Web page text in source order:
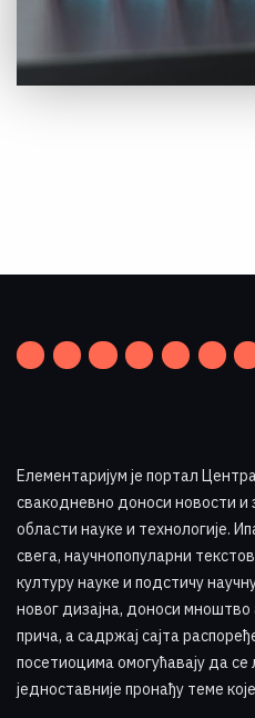
Елементаријум је портал
свакодневно доноси новости и
области науке и технологије.
свега, научнопопуларни
културу науке и подстичу
новог дизајна, доноси
прича, а садржај сајта
посетиоцима омогућавају да
једноставније пронађу теме